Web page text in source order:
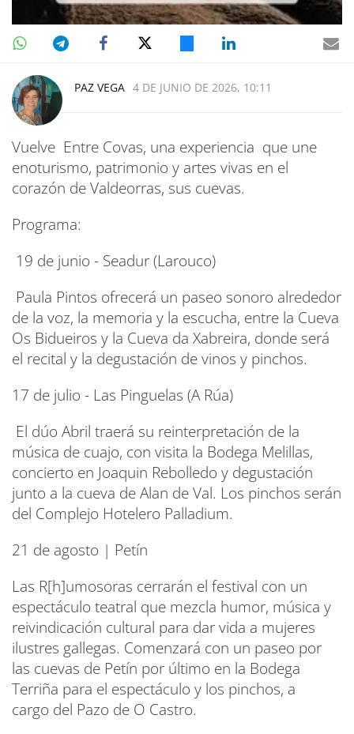
PAZ VEGA 4 DE JUNIO DE 2026, 10:11
Vuelve Entre Covas, una experiencia que une
enoturismo, patrimonio y artes vivas en el
corazón de Valdeorras, sus cuevas.
Programa:
19 de junio - Seadur (Larouco)
Paula Pintos ofrecerá un paseo sonoro alrededor
de la voz, la memoria y la escucha, entre la Cueva
Os Bidueiros y la Cueva da Xabreira, donde será
el recital y la degustación de vinos y pinchos.
17 de julio - Las Pinguelas (A Rúa)
El dúo Abril traerá su reinterpretación de la
música de cuajo, con visita la Bodega Melillas,
concierto en Joaquin Rebolledo y degustación
junto a la cueva de Alan de Val. Los pinchos serán
del Complejo Hotelero Palladium.
21 de agosto | Petín
Las R[h]umosoras cerrarán el festival con un
espectáculo teatral que mezcla humor, música y
reivindicación cultural para dar vida a mujeres
ilustres gallegas. Comenzará con un paseo por
las cuevas de Petín por último en la Bodega
Terriña para el espectáculo y los pinchos, a
cargo del Pazo de O Castro.